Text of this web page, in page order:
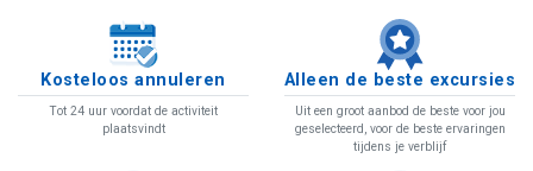
Kosteloos annuleren
Tot 24 uur voordat de activiteit
plaatsvindt
Alleen de beste excursies
Uit een groot aanbod de beste voor jou
geselecteerd, voor de beste ervaringen
tijdens je verblijf